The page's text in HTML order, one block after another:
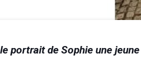
portrait de Sophie une